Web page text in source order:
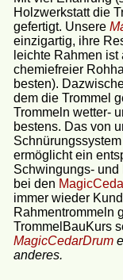
Holzwerkstatt die
gefertigt. Unsere
einzigartig, ihre
leichte Rahmen
chemiefreier
besten).
dem die Trommel
Trommeln wetter-
bestens. Das von
ermöglicht ein
Schwingungs- und
bei den
immer wieder
Rahmentrommeln
TrommelBauKurs
MagicCedarDrum
anderes.